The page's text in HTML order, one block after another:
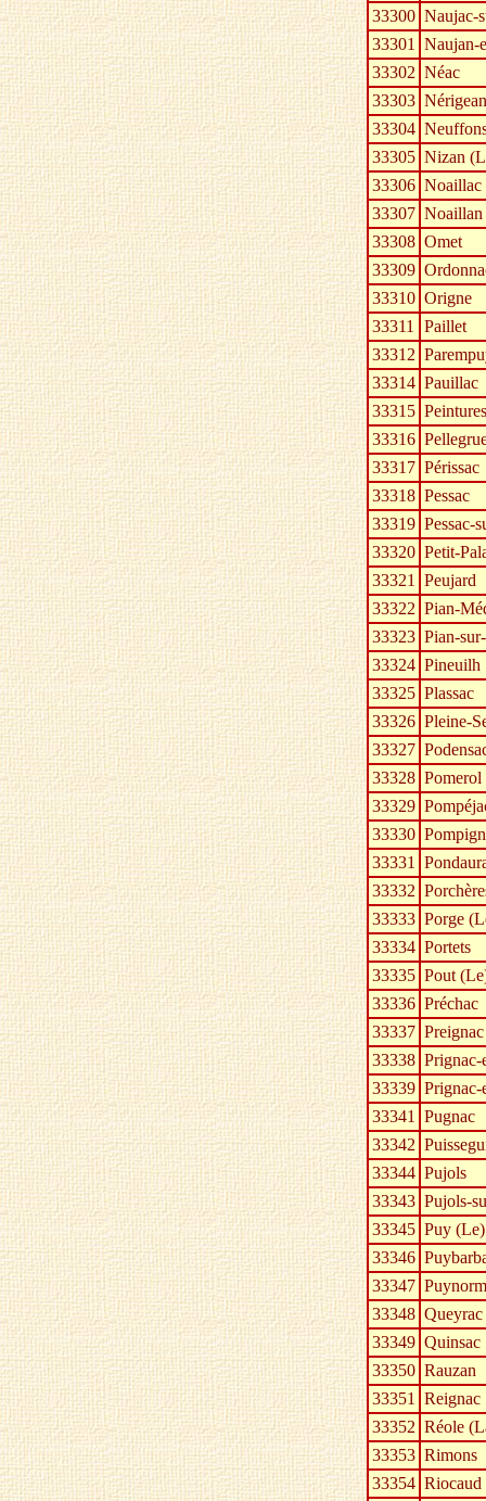
33300 Naujac-
33301 Naujan-
33302 Néac
33303 Nérigean
33304
33305 Nizan
33306 Noaillac
33307 Noaillan
33308 Omet
33309
33310 Origne
33311 Paillet
33312
33314 Pauillac
33315
33316
33317 Périssac
33318 Pessac
33319 Pessac-
33320 Petit-
33321 Peujard
33322 Pian-
33323 Pian-
33324 Pineuilh
33325 Plassac
33326 Pleine-
33327
33328 Pomerol
33329
33330
33331
33332
33333 Porge
33334 Portets
33335 Pout
33336 Préchac
33337 Preignac
33338 Prignac-
33339 Prignac-
33341 Pugnac
33342
33344 Pujols
33343 Pujols-
33345 Puy (Le)
33346
33347
33348 Queyrac
33349 Quinsac
33350 Rauzan
33351 Reignac
33352 Réole
33353 Rimons
33354 Riocaud